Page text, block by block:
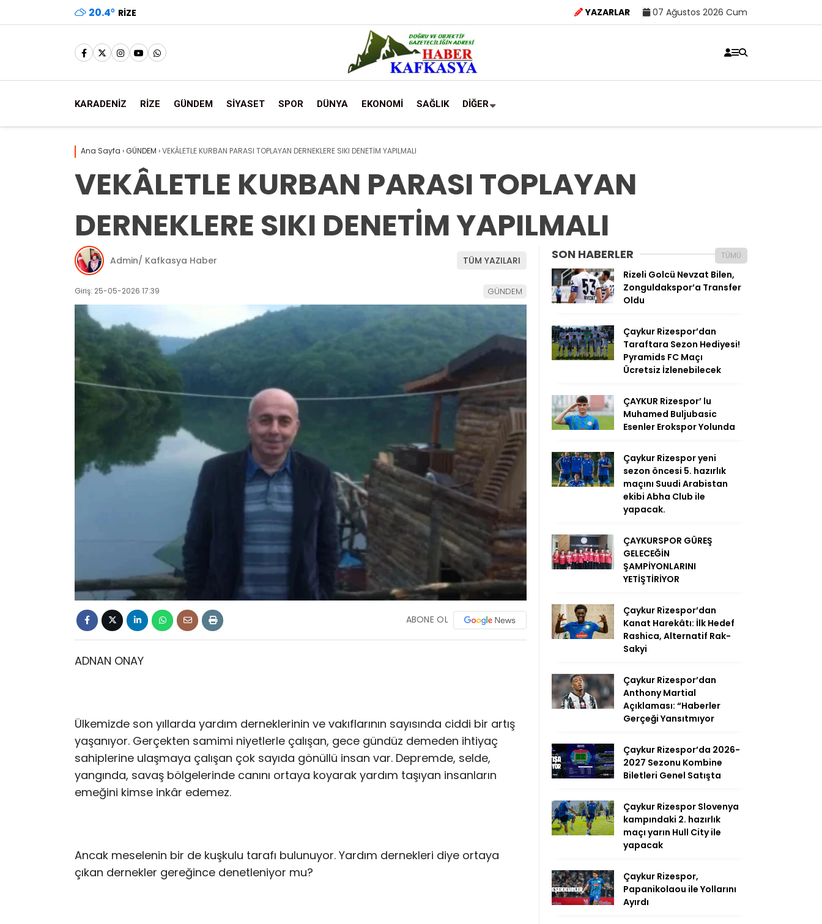
20.4° RIZE YAZARLAR 07 Ağustos 2026 Cum
KARADENİZ RİZE GÜNDEM SİYASET SPOR DÜNYA EKONOMİ SAĞLIK DİĞER
Ana Sayfa ›GÜNDEM ›VEKÂLETLE KURBAN PARASI TOPLAYAN DERNEKLERE SIKI DENETİM YAPILMALI
VEKÂLETLE KURBAN PARASI TOPLAYAN
DERNEKLERE SIKI DENETİM YAPILMALI
Admin/ Kafkasya Haber TÜM YAZILARI
Giriş: 25-05-2026 17:39 GÜNDEM
ABONE OL
ADNAN ONAY
Ülkemizde son yıllarda yardım derneklerinin ve vakıflarının sayısında ciddi bir artış
yaşanıyor. Gerçekten samimi niyetlerle çalışan, gece gündüz demeden ihtiyaç
sahiplerine ulaşmaya çalışan çok sayıda gönüllü insan var. Depremde, selde,
yangında, savaş bölgelerinde canını ortaya koyarak yardım taşıyan insanların
emeğini kimse inkâr edemez.
Ancak meselenin bir de kuşkulu tarafı bulunuyor. Yardım dernekleri diye ortaya
çıkan dernekler gereğince denetleniyor mu?
SON HABERLER TÜMÜ
Rizeli Golcü Nevzat Bilen,
Zonguldakspor’a Transfer
Oldu
Çaykur Rizespor’dan
Taraftara Sezon Hediyesi!
Pyramids FC Maçı
Ücretsiz İzlenebilecek
ÇAYKUR Rizespor’ lu
Muhamed Buljubasic
Esenler Erokspor Yolunda
Çaykur Rizespor yeni
sezon öncesi 5. hazırlık
maçını Suudi Arabistan
ekibi Abha Club ile
yapacak.
ÇAYKURSPOR GÜREŞ
GELECEĞİN
ŞAMPİYONLARINI
YETİŞTİRİYOR
Çaykur Rizespor’dan
Kanat Harekâtı: İlk Hedef
Rashica, Alternatif Rak-
Sakyi
Çaykur Rizespor’dan
Anthony Martial
Açıklaması: “Haberler
Gerçeği Yansıtmıyor
Çaykur Rizespor’da 2026-
2027 Sezonu Kombine
Biletleri Genel Satışta
Çaykur Rizespor Slovenya
kampındaki 2. hazırlık
maçı yarın Hull City ile
yapacak
Çaykur Rizespor,
Papanikolaou ile Yollarını
Ayırdı